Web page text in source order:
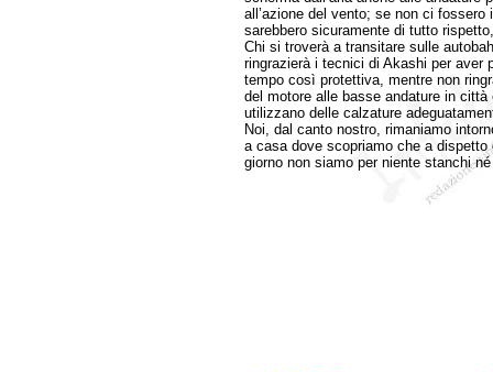
all’azione del vento; se non ci
sarebbero sicuramente di tutto
Chi si troverà a transitare sulle
ringrazierà i tecnici di Akashi per aver
tempo così protettiva, mentre non
del motore alle basse andature in
utilizzano delle calzature
Noi, dal canto nostro, rimaniamo
a casa dove scopriamo che a
giorno non siamo per niente stanchi